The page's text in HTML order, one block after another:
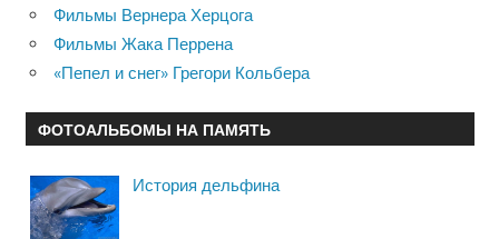
Фильмы Вернера Херцога
Фильмы Жака Перрена
«Пепел и снег» Грегори Кольбера
ФОТОАЛЬБОМЫ НА ПАМЯТЬ
История дельфина